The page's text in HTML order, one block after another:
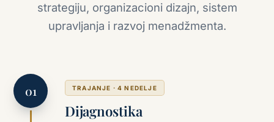
strategiju, organizacioni dizajn, sistem
upravljanja i razvoj menadžmenta.
TRAJANJE · 4 NEDELJE
Dijagnostika